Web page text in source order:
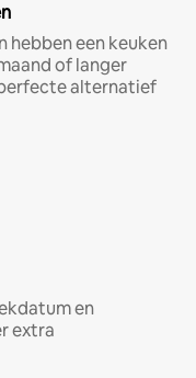
hebben een keuken
of langer
alternatief
en
extra